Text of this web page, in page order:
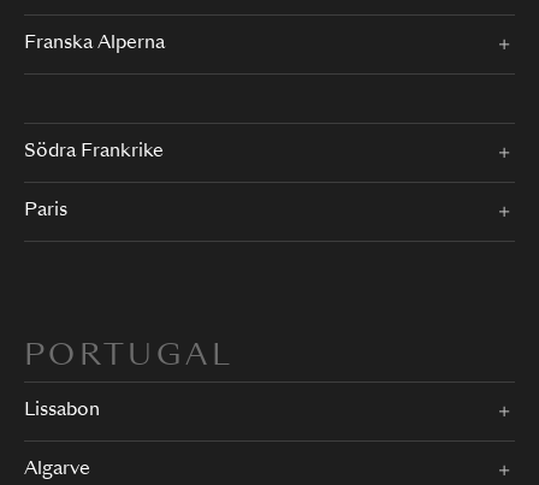
Franska Alperna
Södra Frankrike
Paris
PORTUGAL
Lissabon
Algarve